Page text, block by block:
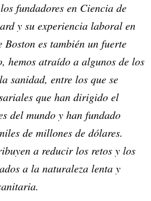
fundadores en Ciencia de
y su experiencia laboral en
es también un fuerte
hemos atraído a algunos de los
sanidad, entre los que se
que han dirigido el
del mundo y han fundado
de millones de dólares.
a reducir los retos y los
a la naturaleza lenta y